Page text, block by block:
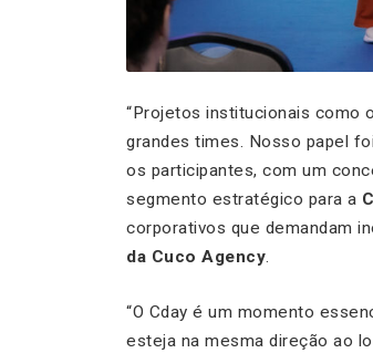
“Projetos institucionais como
grandes times. Nosso papel
os participantes, com um
segmento estratégico para a
corporativos que demandam
da Cuco Agency.
“O Cday é um momento
esteja na mesma direção ao